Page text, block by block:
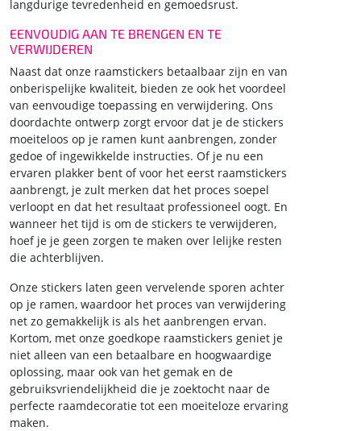
langdurige tevredenheid en gemoedsrust.
EENVOUDIG AAN TE BRENGEN EN TE
VERWIJDEREN
Naast dat onze raamstickers betaalbaar zijn en van
onberispelijke kwaliteit, bieden ze ook het voordeel
van eenvoudige toepassing en verwijdering. Ons
doordachte ontwerp zorgt ervoor dat je de stickers
moeiteloos op je ramen kunt aanbrengen, zonder
gedoe of ingewikkelde instructies. Of je nu een
ervaren plakker bent of voor het eerst raamstickers
aanbrengt, je zult merken dat het proces soepel
verloopt en dat het resultaat professioneel oogt. En
wanneer het tijd is om de stickers te verwijderen,
hoef je je geen zorgen te maken over lelijke resten
die achterblijven.
Onze stickers laten geen vervelende sporen achter
op je ramen, waardoor het proces van verwijdering
net zo gemakkelijk is als het aanbrengen ervan.
Kortom, met onze goedkope raamstickers geniet je
niet alleen van een betaalbare en hoogwaardige
oplossing, maar ook van het gemak en de
gebruiksvriendelijkheid die je zoektocht naar de
perfecte raamdecoratie tot een moeiteloze ervaring
maken.